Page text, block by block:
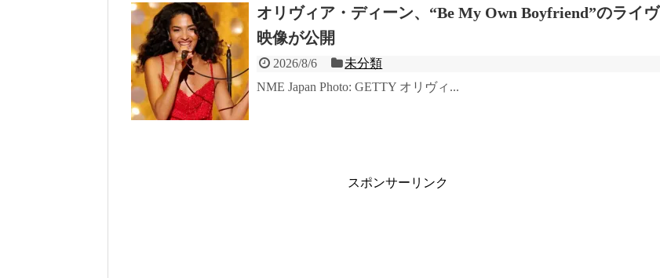
オリヴィア・ディーン、“Be My Own Boyfriend”のライヴ
映像が公開
2026/8/6
未分類
NME Japan Photo: GETTY オリヴィ...
スポンサーリンク